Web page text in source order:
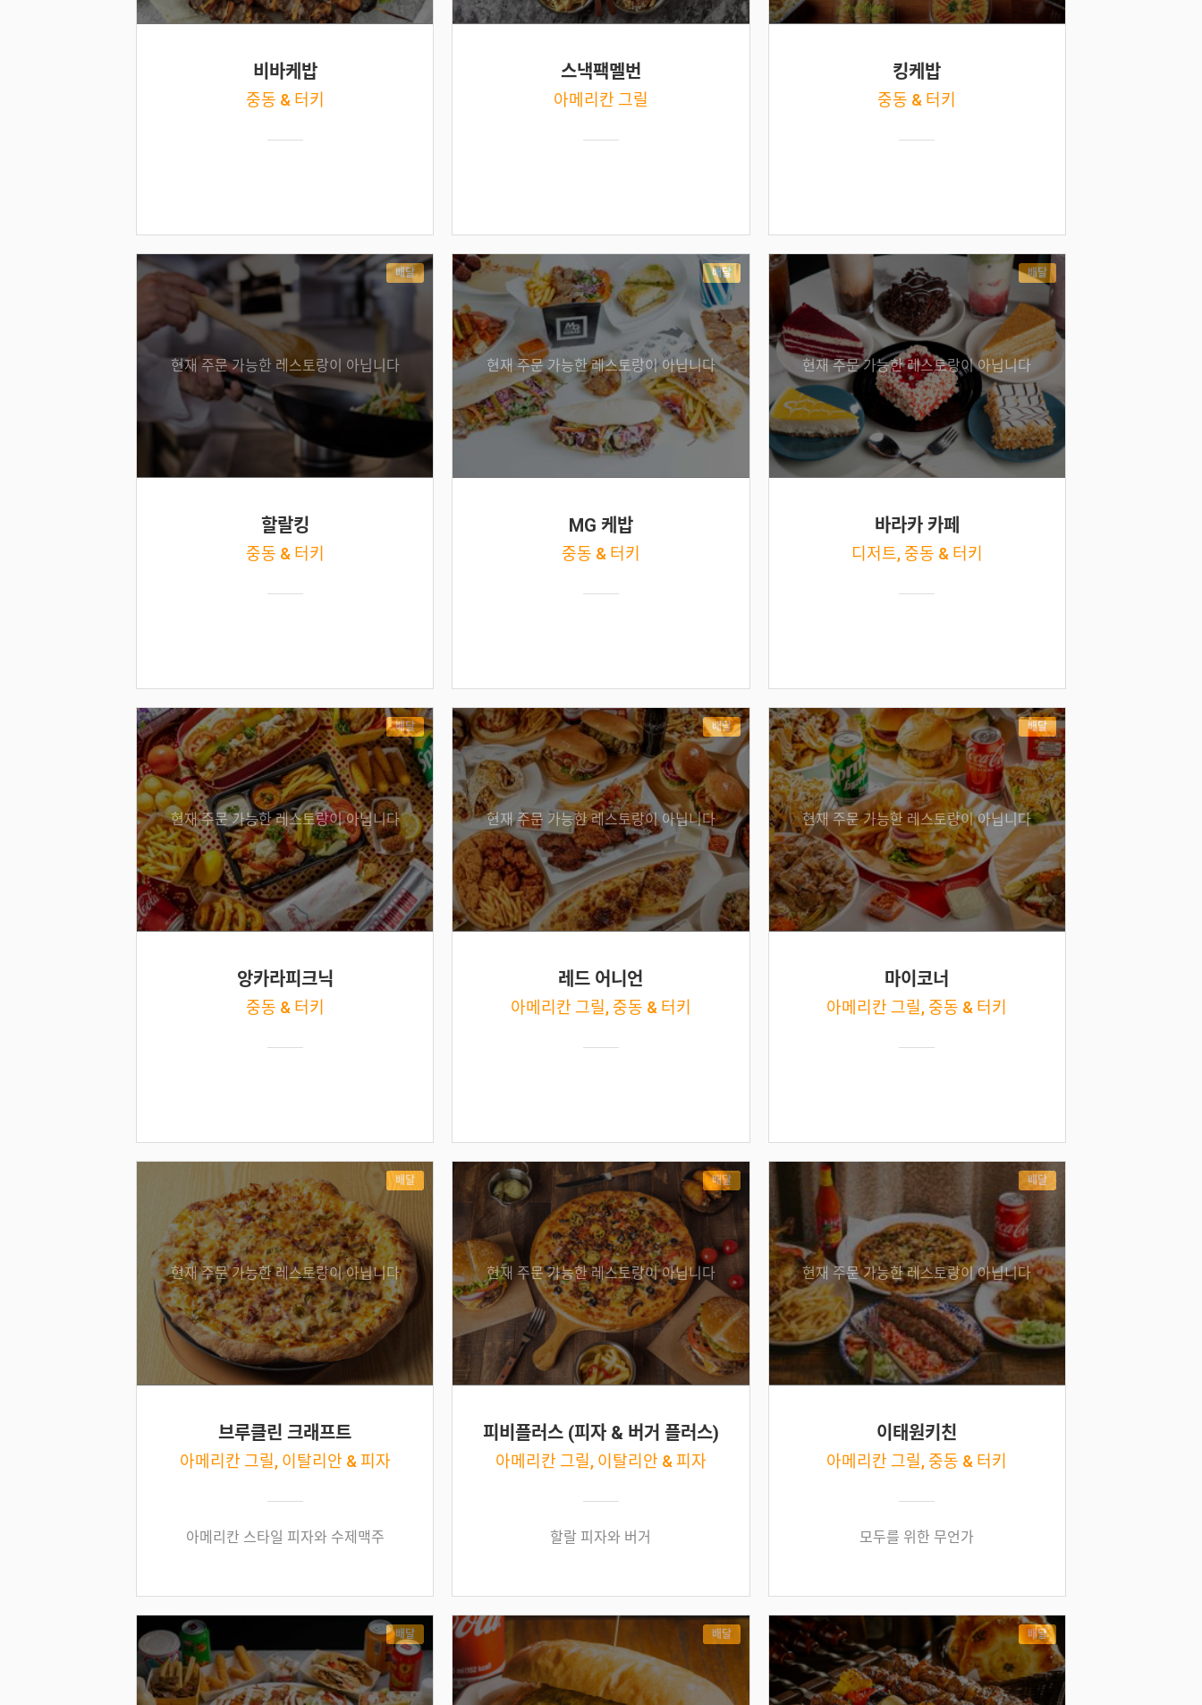
비바케밥
중동 & 터키
스낵팩멜번
아메리칸 그릴
킹케밥
중동 & 터키
배달
현재 주문 가능한 레스토랑이 아닙니다
할랄킹
중동 & 터키
배달
현재 주문 가능한 레스토랑이 아닙니다
MG 케밥
중동 & 터키
배달
현재 주문 가능한 레스토랑이 아닙니다
바라카 카페
디저트, 중동 & 터키
배달
현재 주문 가능한 레스토랑이 아닙니다
앙카라피크닉
중동 & 터키
배달
현재 주문 가능한 레스토랑이 아닙니다
레드 어니언
아메리칸 그릴, 중동 & 터키
배달
현재 주문 가능한 레스토랑이 아닙니다
마이코너
아메리칸 그릴, 중동 & 터키
배달
현재 주문 가능한 레스토랑이 아닙니다
브루클린 크래프트
아메리칸 그릴, 이탈리안 & 피자
아메리칸 스타일 피자와 수제맥주
배달
현재 주문 가능한 레스토랑이 아닙니다
피비플러스 (피자 & 버거 플러스)
아메리칸 그릴, 이탈리안 & 피자
할랄 피자와 버거
배달
현재 주문 가능한 레스토랑이 아닙니다
이태원키친
아메리칸 그릴, 중동 & 터키
모두를 위한 무언가
배달 배달 배달